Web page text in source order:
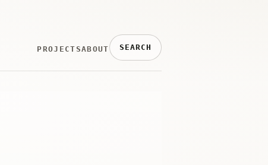
PROJECTSABOUT SEARCH